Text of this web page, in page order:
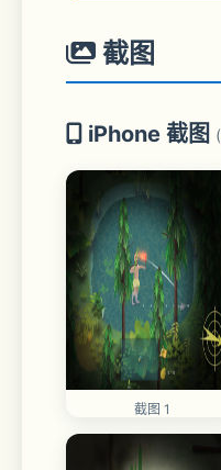
截图
iPhone 截图
截图 1